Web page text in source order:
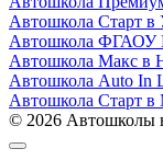
Автошкола Старт в
Автошкола ФГАОУ
Автошкола Макс в
Автошкола Auto In
Автошкола Старт в
© 2026 Автошколы